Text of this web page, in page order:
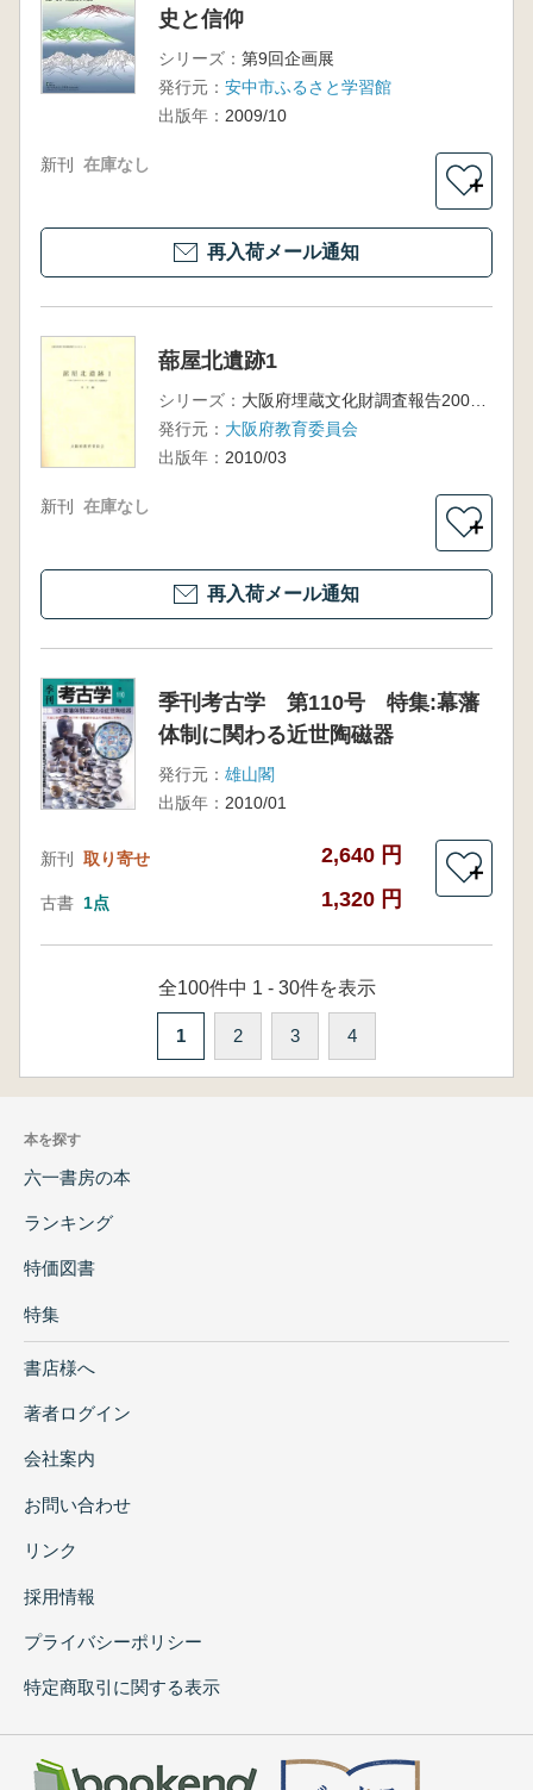
史と信仰
シリーズ： 第9回企画展
発行元： 安中市ふるさと学習館
出版年： 2009/10
新刊 在庫なし
＋
再入荷メール通知
蔀屋北遺跡1
シリーズ：
大阪府埋蔵文化財調査報告2009-3
発行元： 大阪府教育委員会
出版年： 2010/03
新刊 在庫なし
＋
再入荷メール通知
季刊考古学 第110号 特集:幕藩
体制に関わる近世陶磁器
発行元： 雄山閣
出版年： 2010/01
新刊 取り寄せ 2,640 円
古書 1点 1,320 円
＋
全100件中 1 - 30件を表示
1 2 3 4
本を探す
六一書房の本
ランキング
特価図書
特集
書店様へ
著者ログイン
会社案内
お問い合わせ
リンク
採用情報
プライバシーポリシー
特定商取引に関する表示